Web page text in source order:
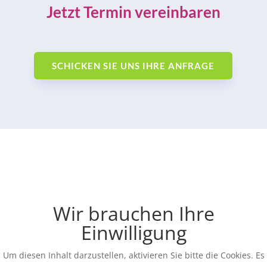
Jetzt Termin vereinbaren
SCHICKEN SIE UNS IHRE ANFRAGE
Wir brauchen Ihre
Einwilligung
Um diesen Inhalt darzustellen, aktivieren Sie bitte die Cookies. Es